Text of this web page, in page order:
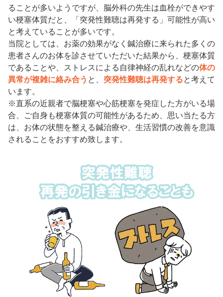
ることが多いようですが、脳外科の先生は血栓ができやす
い梗塞体質だと、「突発性難聴は再発する」可能性が高い
と考えていることが多いです。
当院としては、お薬の効果がなく鍼治療に来られた多くの
患者さんのお体を診させていただいた結果から、梗塞体質
であることや、ストレスによる自律神経の乱れなどの体の
異常が複雑に絡み合う と、 突発性難聴は再発すると考えて
います。
※直系の近親者で脳梗塞や心筋梗塞を発症した方がいる場
合、ご自身も梗塞体質の可能性があるため、思い当たる方
は、お体の状態を整える鍼治療や、生活習慣の改善を意識
されることをおすすめ致します。